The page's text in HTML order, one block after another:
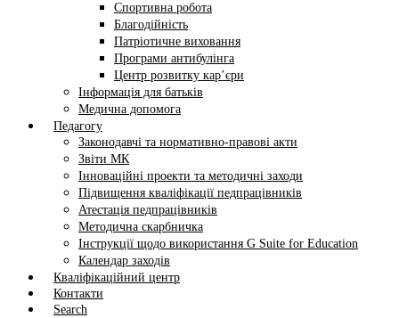
Спортивна робота
Благодійність
Патріотичне виховання
Програми антибулінга
Центр розвитку кар’єри
Інформація для батьків
Медична допомога
Педагогу
Законодавчі та нормативно-правові акти
Звіти МК
Інноваційні проекти та методичні заходи
Підвищення кваліфікації педпрацівників
Атестація педпрацівників
Методична скарбничка
Інструкції щодо використання G Suite for Education
Календар заходів
Кваліфікаційний центр
Контакти
Search